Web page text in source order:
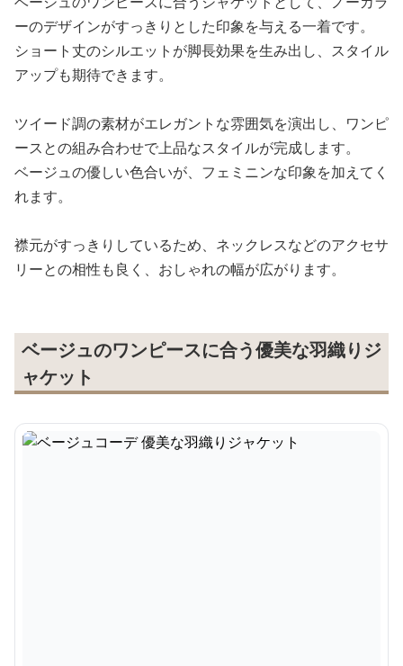
ーのデザインがすっきりとした印象を与える一着です。
ショート丈のシルエットが脚長効果を生み出し、スタイル
アップも期待できます。
ツイード調の素材がエレガントな雰囲気を演出し、ワンピ
ースとの組み合わせで上品なスタイルが完成します。
ベージュの優しい色合いが、フェミニンな印象を加えてく
れます。
襟元がすっきりしているため、ネックレスなどのアクセサ
リーとの相性も良く、おしゃれの幅が広がります。
ベージュのワンピースに合う優美な羽織りジ
ャケット